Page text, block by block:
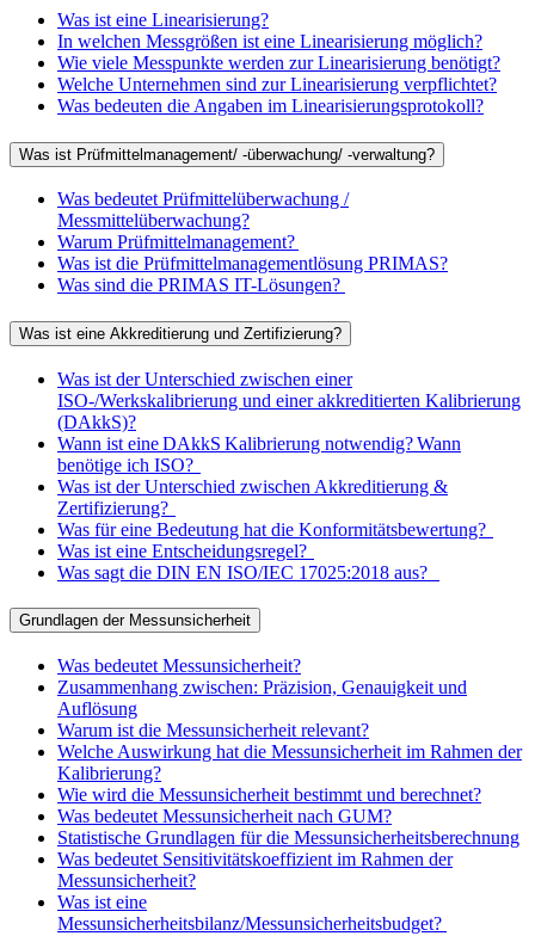
Was ist eine Linearisierung?
In welchen Messgrößen ist eine Linearisierung möglich?
Wie viele Messpunkte werden zur Linearisierung benötigt?
Welche Unternehmen sind zur Linearisierung verpflichtet?
Was bedeuten die Angaben im Linearisierungsprotokoll?
Was ist Prüfmittelmanagement/ -überwachung/ -verwaltung?
Was bedeutet Prüfmittelüberwachung /
Messmittelüberwachung?
Warum Prüfmittelmanagement?
Was ist die Prüfmittelmanagementlösung PRIMAS?
Was sind die PRIMAS IT-Lösungen?
Was ist eine Akkreditierung und Zertifizierung?
Was ist der Unterschied zwischen einer
ISO-/Werkskalibrierung und einer akkreditierten Kalibrierung
(DAkkS)?
Wann ist eine DAkkS Kalibrierung notwendig? Wann
benötige ich ISO?
Was ist der Unterschied zwischen Akkreditierung &
Zertifizierung?
Was für eine Bedeutung hat die Konformitätsbewertung?
Was ist eine Entscheidungsregel?
Was sagt die DIN EN ISO/IEC 17025:2018 aus?
Grundlagen der Messunsicherheit
Was bedeutet Messunsicherheit?
Zusammenhang zwischen: Präzision, Genauigkeit und
Auflösung
Warum ist die Messunsicherheit relevant?
Welche Auswirkung hat die Messunsicherheit im Rahmen der
Kalibrierung?
Wie wird die Messunsicherheit bestimmt und berechnet?
Was bedeutet Messunsicherheit nach GUM?
Statistische Grundlagen für die Messunsicherheitsberechnung
Was bedeutet Sensitivitätskoeffizient im Rahmen der
Messunsicherheit?
Was ist eine
Messunsicherheitsbilanz/Messunsicherheitsbudget?